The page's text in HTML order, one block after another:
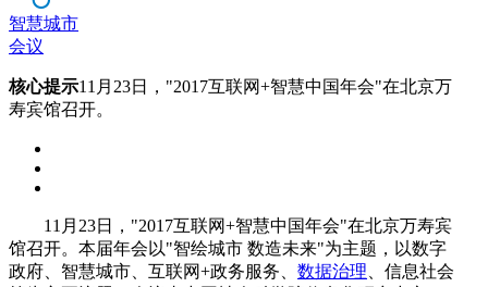
智慧城市
会议
核心提示11月23日，"2017互联网+智慧中国年会"在北京万
寿宾馆召开。
11月23日，"2017互联网+智慧中国年会"在北京万寿宾
馆召开。本届年会以"智绘城市 数造未来"为主题，以数字
政府、智慧城市、互联网+政务服务、 数据治理 、信息社会